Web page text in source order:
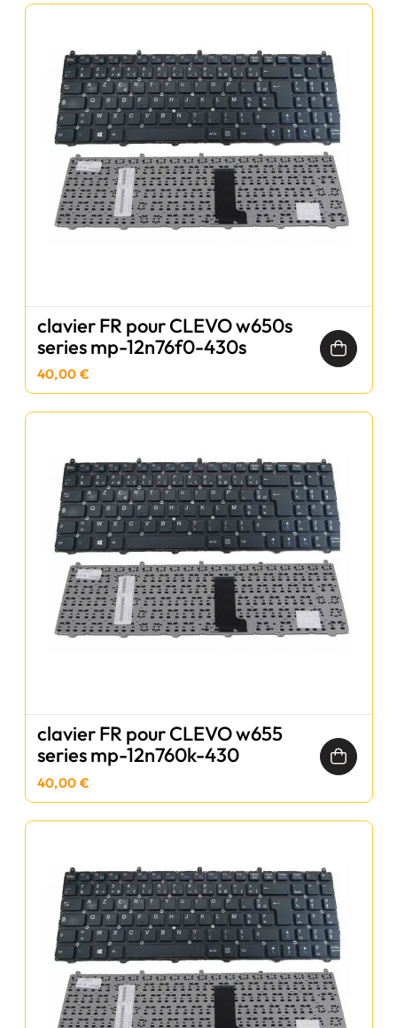
clavier FR pour CLEVO w650s
series mp-12n76f0-430s
40,00 €
clavier FR pour CLEVO w655
series mp-12n760k-430
40,00 €